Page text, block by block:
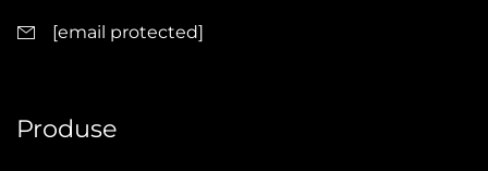
[email protected]
Produse